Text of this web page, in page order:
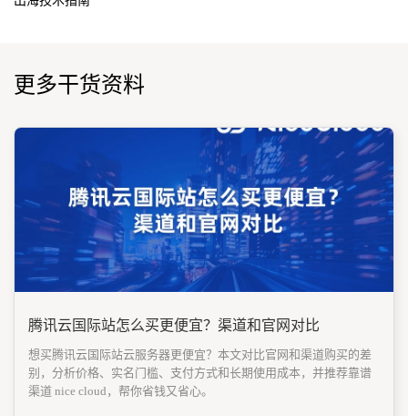
更多干货资料
腾讯云国际站怎么买更便宜？渠道和官网对比
想买腾讯云国际站云服务器更便宜？本文对比官网和渠道购买的差
别，分析价格、实名门槛、支付方式和长期使用成本，并推荐靠谱
渠道 nice cloud，帮你省钱又省心。